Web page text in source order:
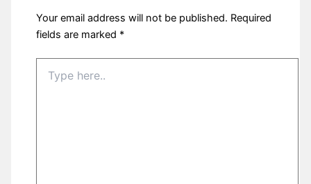
Your email address will not be published. Required
fields are marked *
here..